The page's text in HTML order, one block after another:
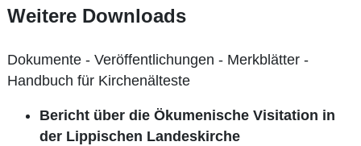
Weitere Downloads
Dokumente - Veröffentlichungen - Merkblätter -
Handbuch für Kirchenälteste
Bericht über die Ökumenische Visitation in
der Lippischen Landeskirche